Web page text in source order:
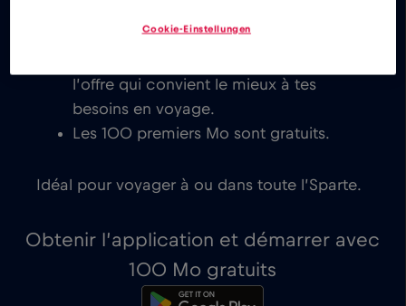
activation instantanée sur les appareils
l’offre qui convient le mieux à tes
besoins en voyage.
Les 100 premiers Mo sont gratuits.
Idéal pour voyager à ou dans toute l’Sparte.
Obtenir l’application et démarrer avec
100 Mo gratuits
Cookie-Einstellungen